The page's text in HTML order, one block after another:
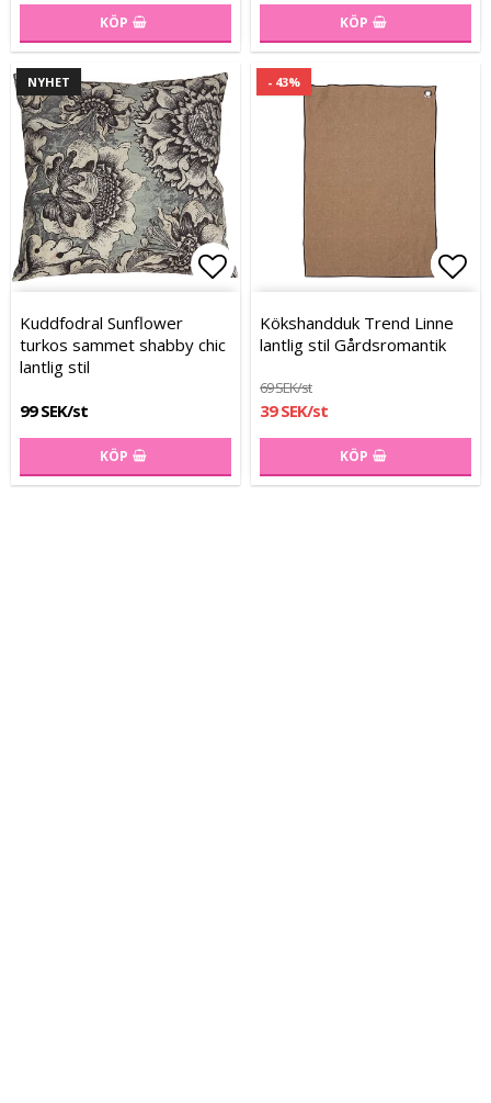
KÖP KÖP
NYHET
Lägg till i favoritlistan
Kuddfodral Sunflower
turkos sammet shabby chic
lantlig stil
99 SEK/st
KÖP
- 43%
Kökshandduk Trend Linne
lantlig stil Gårdsromantik
69 SEK/st
39 SEK/st
KÖP